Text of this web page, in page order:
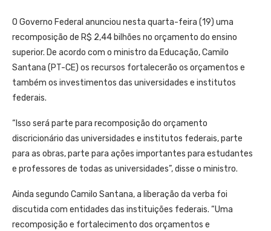
O Governo Federal anunciou nesta quarta-feira (19) uma
recomposição de R$ 2,44 bilhões no orçamento do ensino
superior. De acordo com o ministro da Educação, Camilo
Santana (PT-CE) os recursos fortalecerão os orçamentos e
também os investimentos das universidades e institutos
federais.
“Isso será parte para recomposição do orçamento
discricionário das universidades e institutos federais, parte
para as obras, parte para ações importantes para estudantes
e professores de todas as universidades”, disse o ministro.
Ainda segundo Camilo Santana, a liberação da verba foi
discutida com entidades das instituições federais. “Uma
recomposição e fortalecimento dos orçamentos e